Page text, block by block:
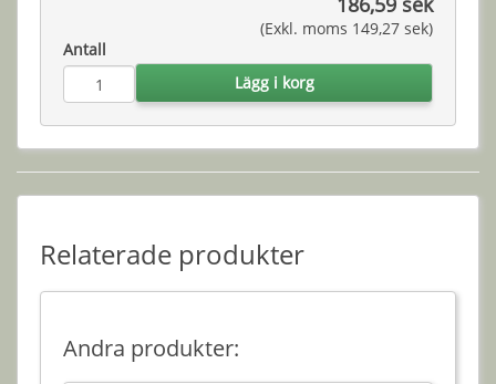
(Exkl. moms 149,27 sek)
Antall
Lägg i korg
Relaterade produkter
Andra produkter: